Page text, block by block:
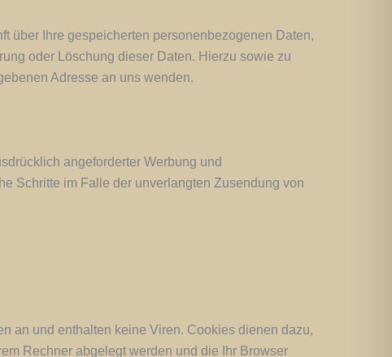
über Ihre gespeicherten personenbezogenen Daten,
oder Löschung dieser Daten. Hierzu sowie zu
Adresse an uns wenden.
angeforderter Werbung und
Schritte im Falle der unverlangten Zusendung von
an und enthalten keine Viren. Cookies dienen dazu,
Rechner abgelegt werden und die Ihr Browser